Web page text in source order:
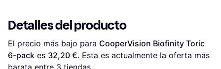
Detalles del producto
El precio más bajo para CooperVision Biofinity Toric
6-pack es 32,20 €. Esta es actualmente la oferta más
barata entre 3 tiendas.